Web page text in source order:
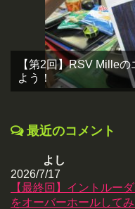
【第2回】RSV Mille
よう！
最近のコメント
よし
2026/7/17
【最終回】イントルー
をオーバーホールしてみ